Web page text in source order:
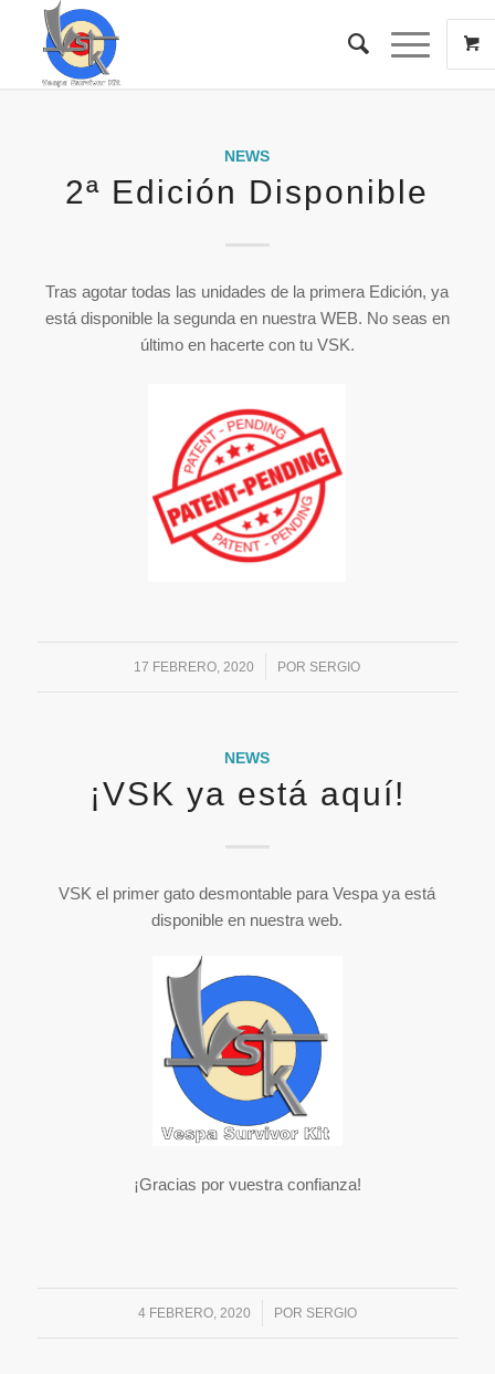
NEWS
2ª Edición Disponible
Tras agotar todas las unidades de la primera Edición, ya
está disponible la segunda en nuestra WEB. No seas en
último en hacerte con tu VSK.
17 FEBRERO, 2020
/ POR SERGIO
NEWS
¡VSK ya está aquí!
VSK el primer gato desmontable para Vespa ya está
disponible en nuestra web.
¡Gracias por vuestra confianza!
4 FEBRERO, 2020
/ POR SERGIO